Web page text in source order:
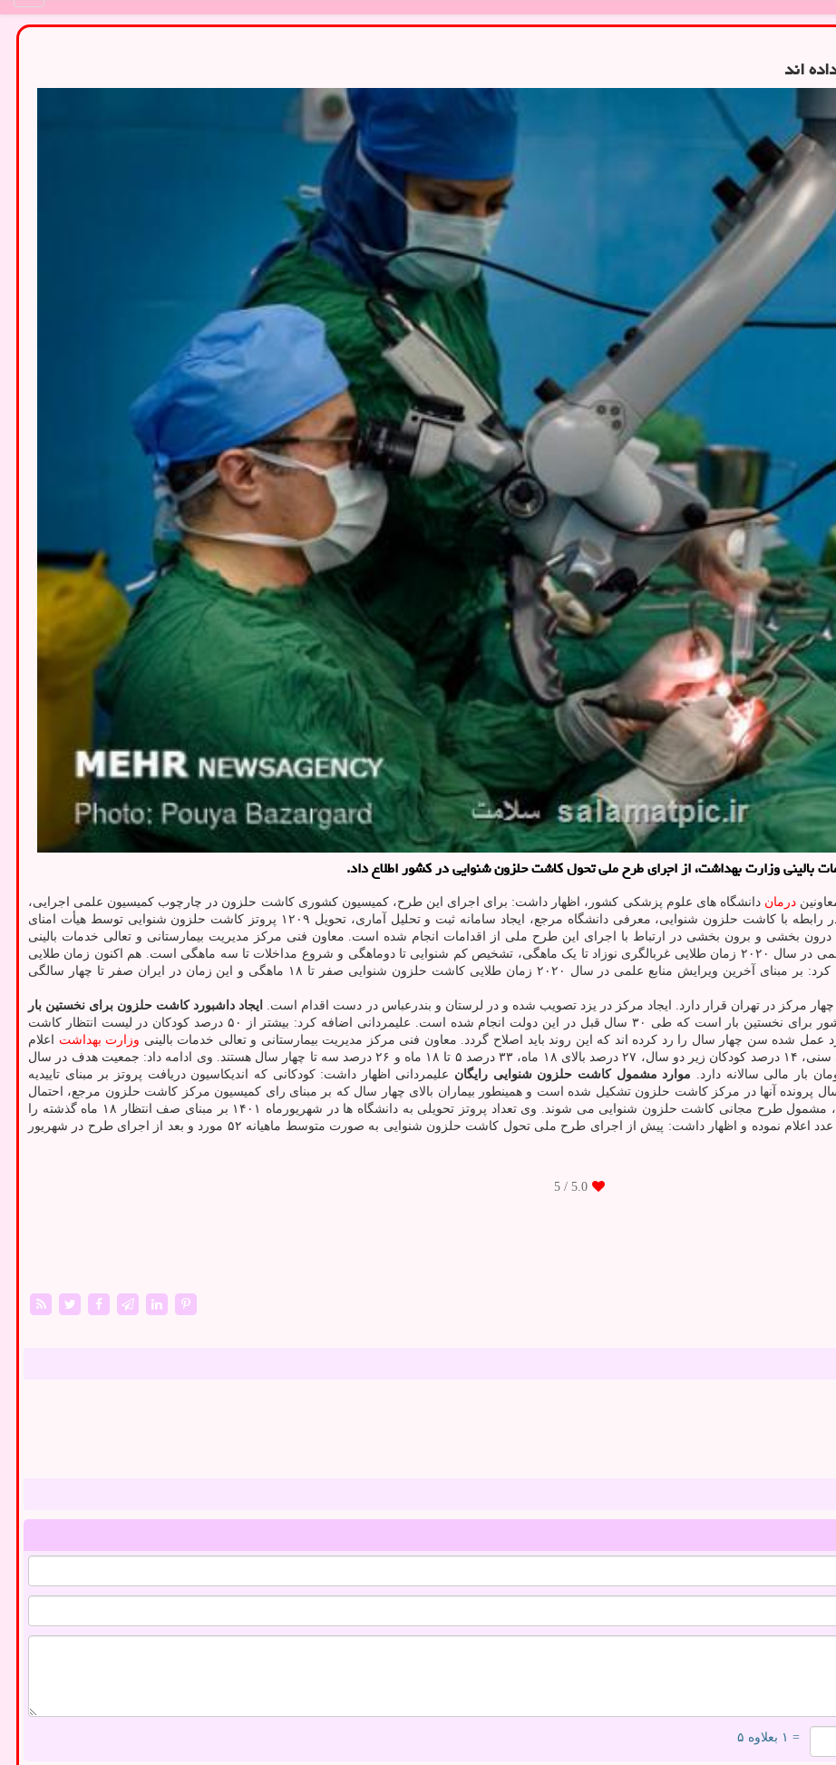
بالینی وزارت بهداشت، از اجرای طرح ملی تحول کاشت حلزون شنوایی در کشور اطلاع داد.
درمان دانشگاه های علوم پزشکی کشور، اظهار داشت: برای اجرای این طرح، کمیسیون کشوری کاشت حلزون در چارچوب کمیسیون علمی اجرایی،
در رابطه با کاشت حلزون شنوایی، معرفی دانشگاه مرجع، ایجاد سامانه ثبت و تحلیل آماری، تحویل ۱۲۰۹ پروتز کاشت حلزون شنوایی توسط هیأت امنای
بخشی و برون بخشی در ارتباط با اجرای این طرح ملی از اقدامات انجام شده است. معاون فنی مرکز مدیریت بیمارستانی و تعالی خدمات بالینی
همینطور بیان نمود: بر مبنای آخرین ویرایش منابع علمی در سال ۲۰۲۰ زمان طلایی غربالگری نوزاد تا یک ماهگی، تشخیص کم شنوایی تا دوماهگی و شروع مداخلات تا سه ماهگی است. هم اکنون زمان طلایی
این اقدامات در کشور یک، سه و ۶ ماهگی است. علیمردانی تصریح کرد: بر مبنای آخرین ویرایش منابع علمی در سال ۲۰۲۰ زمان طلایی کاشت حلزون شنوایی صفر تا ۱۸ ماهگی و این زمان در ایران صفر تا چهار سالگی
ایجاد داشبورد کاشت حلزون برای نخستین بار
وی بیان نمود: ایجاد داشبورد اختصاصی کاشت حلزون شنوایی در کشور برای نخستین بار است که طی ۳۰ سال قبل در این دولت انجام شده است. علیمردانی اضافه کرد: بیشتر از ۵۰ درصد کودکان در لیست انتظار کاشت
وزارت بهداشت اعلام
نمود: درصد بیماران عمل شده برای کاشت حلزون شنوایی به تفکیک سنی، ۱۴ درصد کودکان زیر دو سال، ۲۷ درصد بالای ۱۸ ماه، ۳۳ درصد ۵ تا ۱۸ ماه و ۲۶ درصد سه تا چهار سال هستند. وی ادامه داد: جمعیت هدف در سال
موارد مشمول کاشت حلزون شنوایی رایگان علیمردانی اظهار داشت: کودکانی که اندیکاسیون دریافت پروتز بر مبنای تاییدیه
آنها در مرکز کاشت حلزون تشکیل شده است و همینطور بیماران بالای چهار سال که بر مبنای رای کمیسیون مرکز کاشت حلزون مرجع، احتمال
پاسخ دهی مطلوب (توانایی شنیدن همراه ارتقای گفتار) داشته باشند، مشمول طرح مجانی کاشت حلزون شنوایی می شوند. وی تعداد پروتز تحویلی به دانشگاه ها در شهریورماه ۱۴۰۱ بر مبنای صف انتظار ۱۸ ماه گذشته را
۱۲۰۹ مورد و تعداد پروتز تحویلی در نیمه مهرماه سال جاری را ۶۴۴ عدد اعلام نموده و اظهار داشت: پیش از اجرای طرح ملی تحول کاشت حلزون شنوایی به صورت متوسط ماهیانه ۵۲ مورد و بعد از اجرای طرح در شهریور
5.0
/ 5
= ۱ بعلاوه ۵